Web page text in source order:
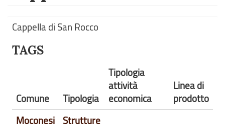
Cappella di San Rocco
TAGS
Comune Tipologia
Tipologia
attività
economica
Linea di
prodotto
Moconesi
Strutture